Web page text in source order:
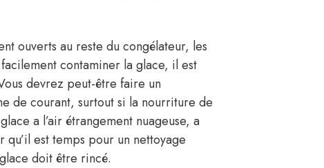
ouverts au reste du congélateur, les
contaminer la glace, il est
devrez peut-être faire un
de courant, surtout si la nourriture de
a l’air étrangement nuageuse, a
est temps pour un nettoyage
doit être rincé.